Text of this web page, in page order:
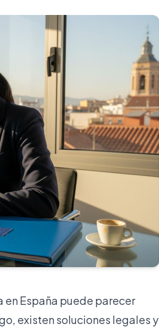
en España puede parecer
existen soluciones legales y